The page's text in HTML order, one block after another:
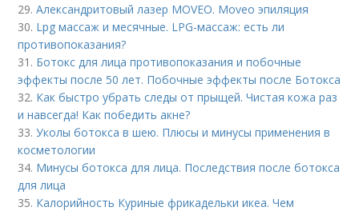
29.Александритовый лазер MOVEO. Moveo эпиляция
30. Lpg массаж и месячные. LPG-массаж: есть ли
противопоказания?
31. Ботокс для лица противопоказания и побочные
эффекты после 50 лет. Побочные эффекты после Ботокса
32. Как быстро убрать следы от прыщей. Чистая кожа раз
и навсегда! Как победить акне?
33.Уколы ботокса в шею. Плюсы и минусы применения в
косметологии
34. Минусы ботокса для лица. Последствия после ботокса
для лица
35. Калорийность Куриные фрикадельки икеа. Чем